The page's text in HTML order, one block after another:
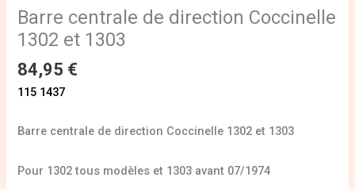
Barre centrale de direction Coccinelle
1302 et 1303
84,95 €
115 1437
Barre centrale de direction Coccinelle 1302 et 1303
Pour 1302 tous modèles et 1303 avant 07/1974